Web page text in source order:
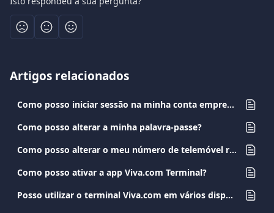
Artigos relacionados
Como posso iniciar sessão na minha conta empresarial?
Como posso alterar a minha palavra-passe?
Como posso alterar o meu número de telemóvel registado?
Como posso ativar a app Viva.com Terminal?
Posso utilizar o terminal Viva.com em vários dispositivos?